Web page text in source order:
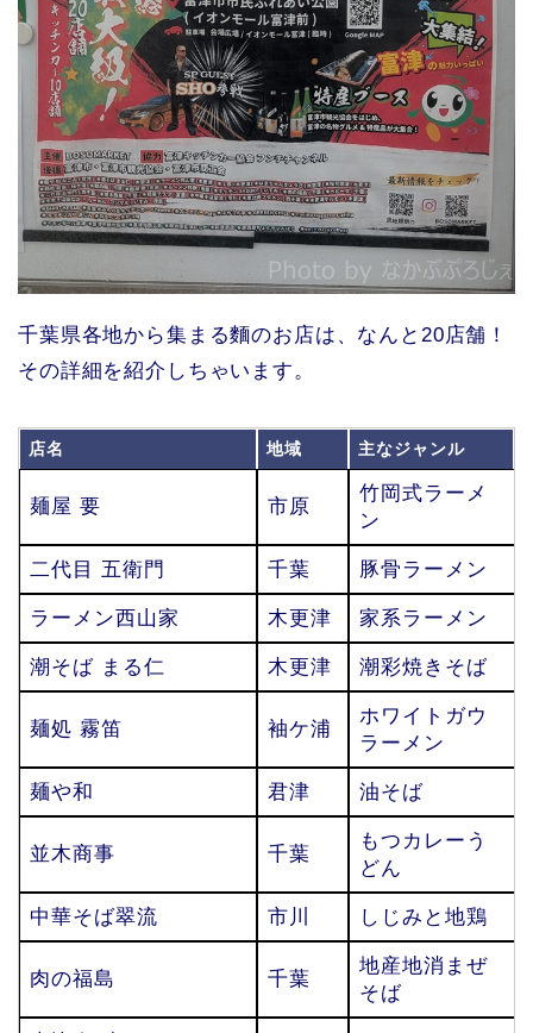
千葉県各地から集まる麵のお店は、なんと20店舗！
その詳細を紹介しちゃいます。
店名 地域 主なジャンル
麺屋 要 市原
竹岡式ラーメ
ン
二代目 五衛門 千葉 豚骨ラーメン
ラーメン西山家 木更津 家系ラーメン
潮そば まる仁 木更津 潮彩焼きそば
麺処 霧笛 袖ケ浦
ホワイトガウ
ラーメン
麺や和 君津 油そば
並木商事 千葉
もつカレーう
どん
中華そば翠流 市川 しじみと地鶏
肉の福島 千葉
地産地消まぜ
そば